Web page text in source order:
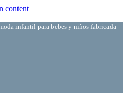
content
infantil para bebes y niños fabricada